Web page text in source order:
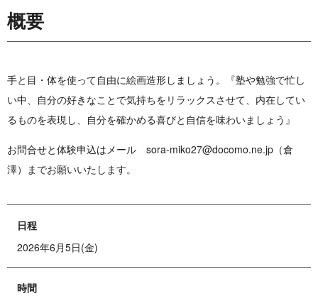
概要
手と目・体を使って自由に絵画造形しましょう。『塾や勉強で忙し
い中、自分の好きなことで気持ちをリラックスさせて、内在してい
るものを表現し、自分を確かめる喜びと自信を味わいましょう』
お問合せと体験申込はメール sora-miko27@docomo.ne.jp（倉
澤）までお願いいたします。
日程
2026年6月5日(金)
時間